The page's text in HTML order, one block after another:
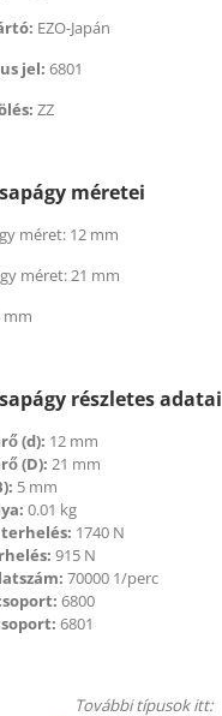
EZO-Japán
jel: 6801
ZZ
méretei
méret: 12 mm
méret: 21 mm
mm
részletes adatai
(d): 12 mm
(D): 21 mm
5 mm
0.01 kg
1740 N
915 N
70000 1/perc
6800
6801
További típusok itt: